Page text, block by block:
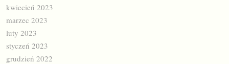
kwiecień 2023
marzec 2023
luty 2023
styczeń 2023
grudzień 2022